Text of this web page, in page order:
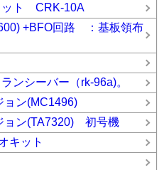
ット CRK-10A
+BFO回路 ：基板領布
シーバー（rk-96a)。
ョン(MC1496)
ョン(TA7320) 初号機
キット